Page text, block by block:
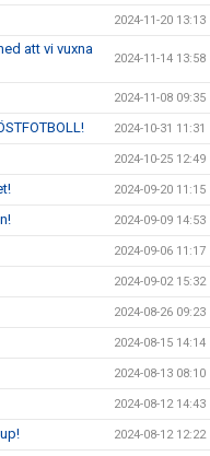
2024-11-20 13:13
att vi vuxna
2024-11-14 13:58
2024-11-08 09:35
2024-10-31 11:31
2024-10-25 12:49
2024-09-20 11:15
2024-09-09 14:53
2024-09-06 11:17
2024-09-02 15:32
2024-08-26 09:23
2024-08-15 14:14
2024-08-13 08:10
2024-08-12 14:43
2024-08-12 12:22